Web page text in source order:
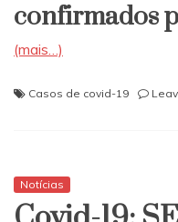
confirmados
(mais…)
Casos de covid-19
Notícias